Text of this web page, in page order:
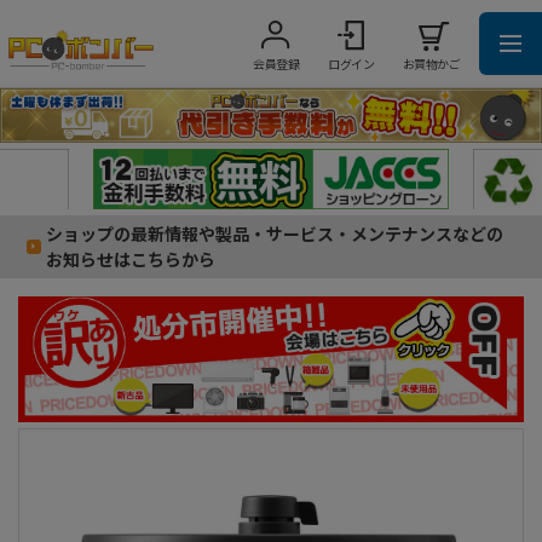
会員登録 ログイン お買物かご
ショップの最新情報や製品・サービス・メンテナンスなどの
お知らせはこちらから